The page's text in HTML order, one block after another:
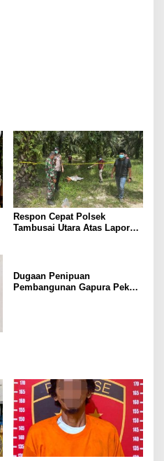
Respon Cepat Polsek
Tambusai Utara Atas Laporan
Dugaan Penipuan
Pembangunan Gapura Pekon